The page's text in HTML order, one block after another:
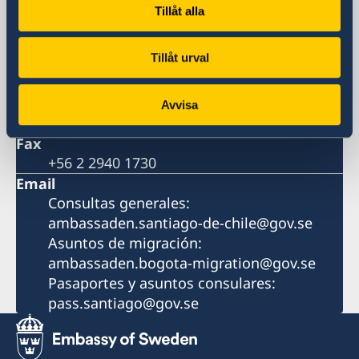
Tillåt alla
Tillåt urval
Avvisa
Embajada de Suecia
Av. Apoquindo 2929, Oficina 300
Las Condes, Santiago de Chile
+56 2 2940 1700
Fax
+56 2 2940 1730
Email
Consultas generales:
ambassaden.santiago-de-chile@gov.se
Asuntos de migración:
ambassaden.bogota-migration@gov.se
Pasaportes y asuntos consulares:
pass.santiago@gov.se